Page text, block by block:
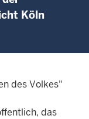
Köln
des Volkes"
das